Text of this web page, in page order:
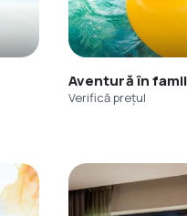
Aventură în
Verifică prețul